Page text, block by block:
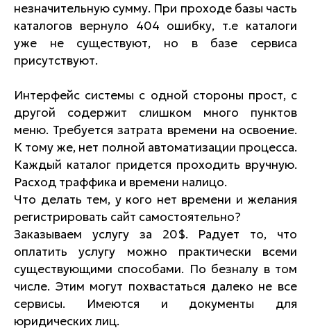
незначительную сумму. При проходе базы часть
каталогов вернуло 404 ошибку, т.е каталоги
уже не существуют, но в базе сервиса
присутствуют.
Интерфейс системы с одной стороны прост, с
другой содержит слишком много пунктов
меню. Требуется затрата времени на освоение.
К тому же, нет полной автоматизации процесса.
Каждый каталог придется проходить вручную.
Расход траффика и времени налицо.
Что делать тем, у кого нет времени и желания
регистрировать сайт самостоятельно?
Заказываем услугу за 20$. Радует то, что
оплатить услугу можно практически всеми
существующими способами. По безналу в том
числе. Этим могут похвастаться далеко не все
сервисы. Имеются и документы для
юридических лиц.